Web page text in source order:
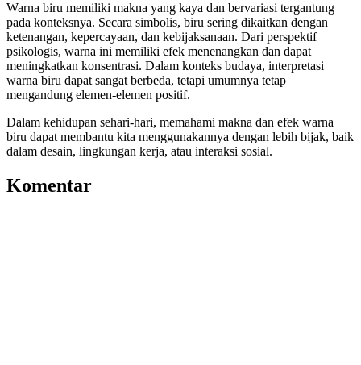
Warna biru memiliki makna yang kaya dan bervariasi tergantung
pada konteksnya. Secara simbolis, biru sering dikaitkan dengan
ketenangan, kepercayaan, dan kebijaksanaan. Dari perspektif
psikologis, warna ini memiliki efek menenangkan dan dapat
meningkatkan konsentrasi. Dalam konteks budaya, interpretasi
warna biru dapat sangat berbeda, tetapi umumnya tetap
mengandung elemen-elemen positif.
Dalam kehidupan sehari-hari, memahami makna dan efek warna
biru dapat membantu kita menggunakannya dengan lebih bijak, baik
dalam desain, lingkungan kerja, atau interaksi sosial.
Komentar